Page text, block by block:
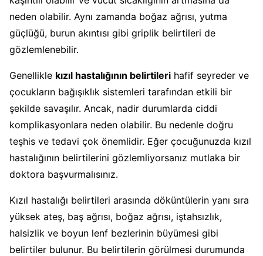
neden olabilir. Aynı zamanda boğaz ağrısı, yutma
güçlüğü, burun akıntısı gibi griplik belirtileri de
gözlemlenebilir.
Genellikle kızıl hastalığının belirtileri hafif seyreder ve
çocukların bağışıklık sistemleri tarafından etkili bir
şekilde savaşılır. Ancak, nadir durumlarda ciddi
komplikasyonlara neden olabilir. Bu nedenle doğru
teşhis ve tedavi çok önemlidir. Eğer çocuğunuzda kızıl
hastalığının belirtilerini gözlemliyorsanız mutlaka bir
doktora başvurmalısınız.
Kızıl hastalığı belirtileri arasında döküntülerin yanı sıra
yüksek ateş, baş ağrısı, boğaz ağrısı, iştahsızlık,
halsizlik ve boyun lenf bezlerinin büyümesi gibi
belirtiler bulunur. Bu belirtilerin görülmesi durumunda